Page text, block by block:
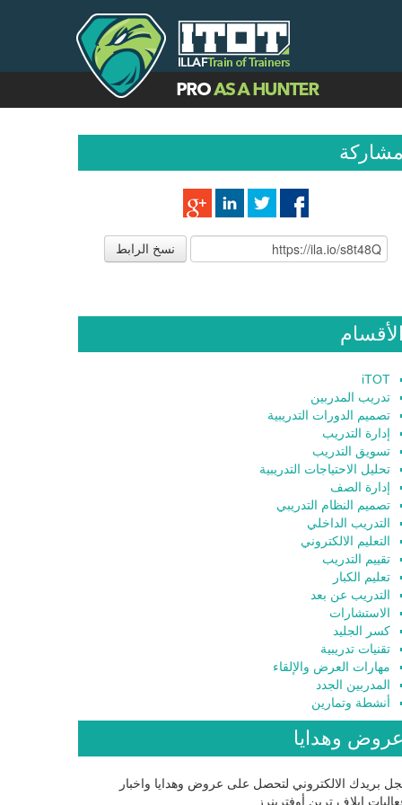
مشاركة
نسخ الرابط
الأقسام
iTOT
تدريب المدربين
تصميم الدورات التدريبية
إدارة التدريب
تسويق التدريب
تحليل الاحتياجات التدريبية
إدارة الصف
تصميم النظام التدريبي
التدريب الداخلي
التعليم الالكتروني
تقييم التدريب
تعليم الكبار
التدريب عن بعد
الاستشارات
كسر الجليد
تقنيات تدريبية
مهارات العرض والإلقاء
المدربين الجدد
أنشطة وتمارين
عروض وهدايا
بريدك الالكتروني لتحصل على عروض وهدايا واخبار
إيلاف ترين أوفترينرز